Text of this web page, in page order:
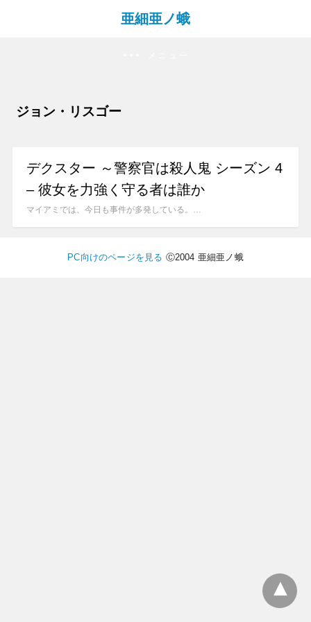
亜細亜ノ蛾
ジョン・リスゴー
デクスター ～警察官は殺人鬼 シーズン 4
– 彼女を力強く守る者は誰か
マイアミでは、今日も事件が多発している。…
PC向けのページを見る Ⓒ2004 亜細亜ノ蛾